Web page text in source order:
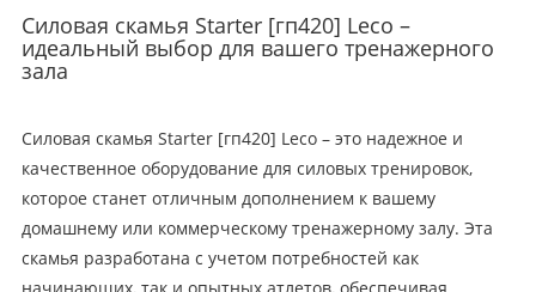
Силовая скамья Starter [гп420] Leco –
идеальный выбор для вашего тренажерного
зала
Силовая скамья Starter [гп420] Leco – это надежное и
качественное оборудование для силовых тренировок,
которое станет отличным дополнением к вашему
домашнему или коммерческому тренажерному залу. Эта
скамья разработана с учетом потребностей как